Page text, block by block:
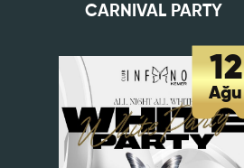
CARNIVAL PARTY
12
Ağu